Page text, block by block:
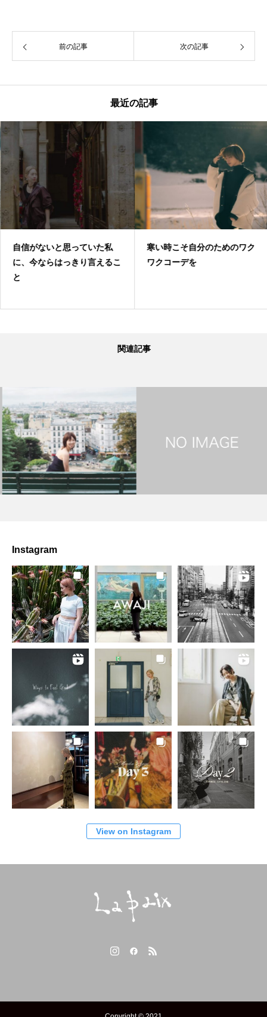
前の記事 次の記事
最近の記事
自信がないと思っていた私
に、今ならはっきり言えるこ
と
寒い時こそ自分のためのワク
ワクコーデを
関連記事
Instagram
View on Instagram